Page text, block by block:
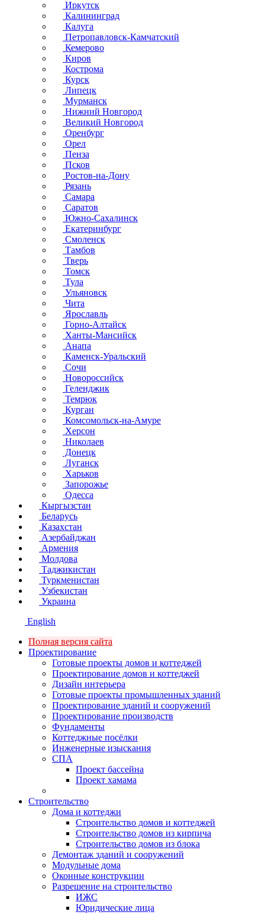
Иркутск
Калининград
Калуга
Петропавловск-Камчатский
Кемерово
Киров
Кострома
Курск
Липецк
Мурманск
Нижний Новгород
Великий Новгород
Оренбург
Орел
Пенза
Псков
Ростов-на-Дону
Рязань
Самара
Саратов
Южно-Сахалинск
Екатеринбург
Смоленск
Тамбов
Тверь
Томск
Тула
Ульяновск
Чита
Ярославль
Горно-Алтайск
Ханты-Мансийск
Анапа
Каменск-Уральский
Сочи
Новороссийск
Геленджик
Темрюк
Курган
Комсомольск-на-Амуре
Херсон
Николаев
Донецк
Луганск
Харьков
Запорожье
Одесса
Кыргызстан
Беларусь
Казахстан
Азербайджан
Армения
Молдова
Таджикистан
Туркменистан
Узбекистан
Украина
English
Полная версия сайта
Проектирование
Готовые проекты домов и коттеджей
Проектирование домов и коттеджей
Дизайн интерьера
Готовые проекты промышленных зданий
Проектирование зданий и сооружений
Проектирование производств
Фундаменты
Коттеджные посёлки
Инженерные изыскания
СПА
Проект бассейна
Проект хамама
Строительство
Дома и коттеджи
Строительство домов и коттеджей
Строительство домов из кирпича
Строительство домов из блока
Демонтаж зданий и сооружений
Модульные дома
Оконные конструкции
Разрешение на строительство
ИЖС
Юридические лица